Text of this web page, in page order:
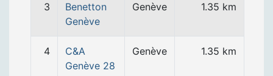
3
Benetton
Genève
Genève 1.35 km
4
C&A
Genève 28
Genève 1.35 km